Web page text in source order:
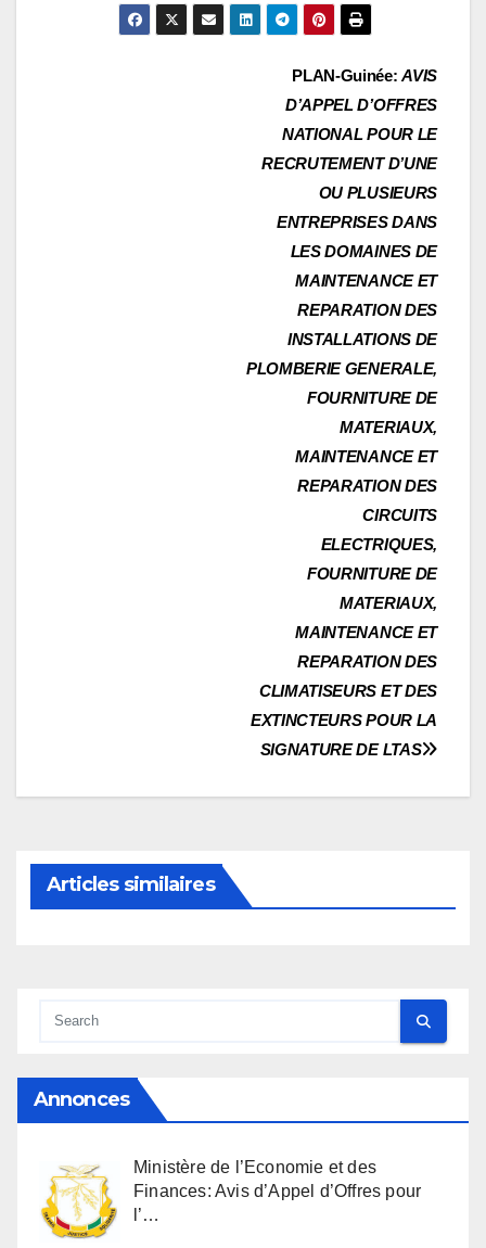
PLAN-Guinée:AVIS
D’APPEL D’OFFRES
NATIONAL POUR LE
RECRUTEMENT D’UNE
OU PLUSIEURS
ENTREPRISES DANS
LES DOMAINES DE
MAINTENANCE ET
REPARATION DES
INSTALLATIONS DE
PLOMBERIE GENERALE,
FOURNITURE DE
MATERIAUX,
MAINTENANCE ET
REPARATION DES
CIRCUITS
ELECTRIQUES,
FOURNITURE DE
MATERIAUX,
MAINTENANCE ET
REPARATION DES
CLIMATISEURS ET DES
EXTINCTEURS POUR LA
SIGNATURE DE LTAS
Articles similaires
Annonces
Ministère de l’Economie et des
Finances: Avis d’Appel d’Offres pour
l’…